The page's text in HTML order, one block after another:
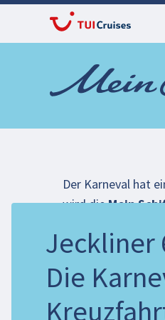
Jeckliner
Die
Der Karneval hat
wird dieMein
Mein Schiff 7